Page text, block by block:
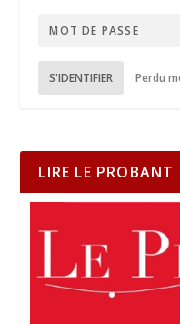
S'IDENTIFIER Perdu
LIRE LE PROBANT